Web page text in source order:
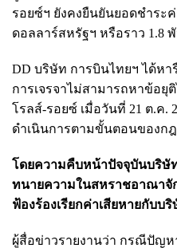
รอยซ์ฯ ยังคงยืนยันยอดชำระค่
ดอลลาร์สหรัฐฯ หรือราว 1.8
DD บริษัท การบินไทยฯ ได้หา
การเจรจาไม่สามารถหาข้อยุ
โรลส์-รอยซ์ เมื่อวันที่ 21 ต.ค.
ดำเนินการตามขั้นตอนของก
โดยความคืบหน้าปัจจุบันบริษั
ทนายความในสหราชอาณาจั
ฟ้องร้องเรียกค่าเสียหายกับบ
ผู้สื่อข่าวรายงานว่า กรณีปัญห